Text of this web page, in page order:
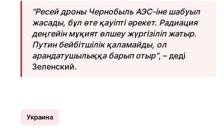
"Ресей дроны Чернобыль АЭС-іне шабуыл
жасады, бұл өте қауіпті әрекет. Радиация
деңгейін мұқият өлшеу жүргізіліп жатыр.
Путин бейбітшілік қаламайды, ол
арандатушылыққа барып отыр", – деді
Зеленский.
Украина